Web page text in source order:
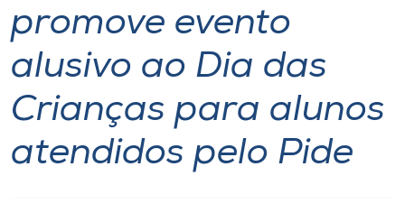
Atendimento ao Estudante
Portal de Ensino
promove evento
alusivo ao Dia das
Crianças para alunos
atendidos pelo Pide